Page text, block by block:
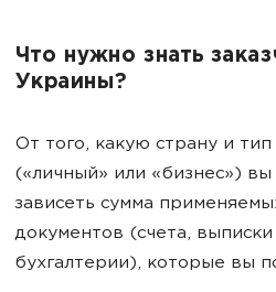
Что нужно знать
Украины?
От того, какую страну и
(«личный» или «бизнес»)
зависеть сумма
документов (счета,
бухгалтерии), которые вы